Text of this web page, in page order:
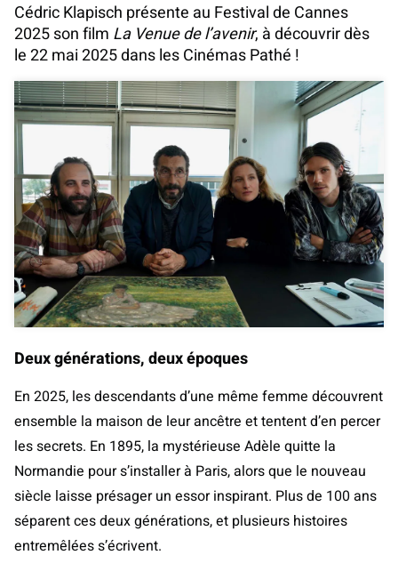
Cédric Klapisch présente au Festival de Cannes
2025 son film La Venue de l’avenir, à découvrir dès
le 22 mai 2025 dans les Cinémas Pathé !
Deux générations, deux époques
En 2025, les descendants d’une même femme découvrent
ensemble la maison de leur ancêtre et tentent d’en percer
les secrets. En 1895, la mystérieuse Adèle quitte la
Normandie pour s’installer à Paris, alors que le nouveau
siècle laisse présager un essor inspirant. Plus de 100 ans
séparent ces deux générations, et plusieurs histoires
entremêlées s’écrivent.